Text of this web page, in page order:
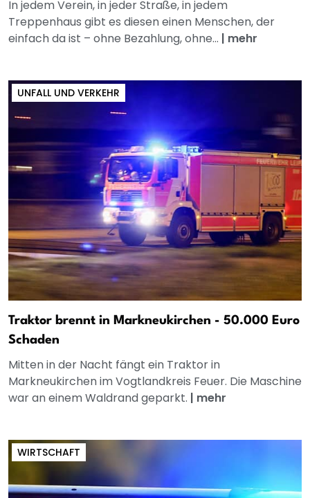
In jedem Verein, in jeder Straße, in jedem
Treppenhaus gibt es diesen einen Menschen, der
einfach da ist – ohne Bezahlung, ohne... | mehr
UNFALL UND VERKEHR
Traktor brennt in Markneukirchen - 50.000 Euro
Schaden
Mitten in der Nacht fängt ein Traktor in
Markneukirchen im Vogtlandkreis Feuer. Die Maschine
war an einem Waldrand geparkt. | mehr
WIRTSCHAFT